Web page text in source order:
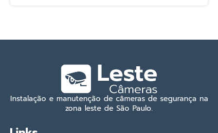
Instalação e manutenção de câmeras de segurança na
zona leste de São Paulo.